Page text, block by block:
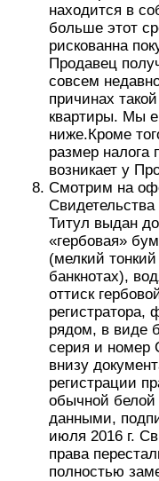
находится в
больше этот
рискованна
Продавец
совсем
причинах
квартиры. Мы
ниже.Кроме
размер налога
возникает у
Смотрим на
Титул выдан до
«гербовая»
(мелкий
банкнотах),
оттиск
регистратора,
рядом, в виде
серия и номер
внизу
регистрации
обычной
данными,
июля 2016 г.
права
полностью